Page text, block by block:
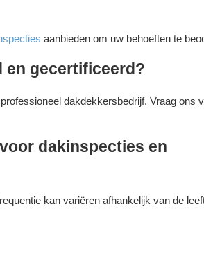
aanbieden om uw behoeften te
en gecertificeerd?
dakdekkersbedrijf. Vraag ons
dakinspecties en
kan variëren afhankelijk van de